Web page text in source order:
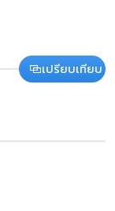
เปรียบเทียบ